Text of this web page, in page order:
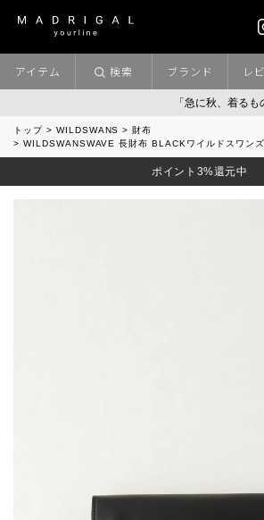
「急に秋、着るものがな
アイテム 検索 ブランド レ
トップ WILDSWANS
財布
WILDSWANSWAVE 長財布 BLACKワイルドスワンズ
ポイント3%還元中